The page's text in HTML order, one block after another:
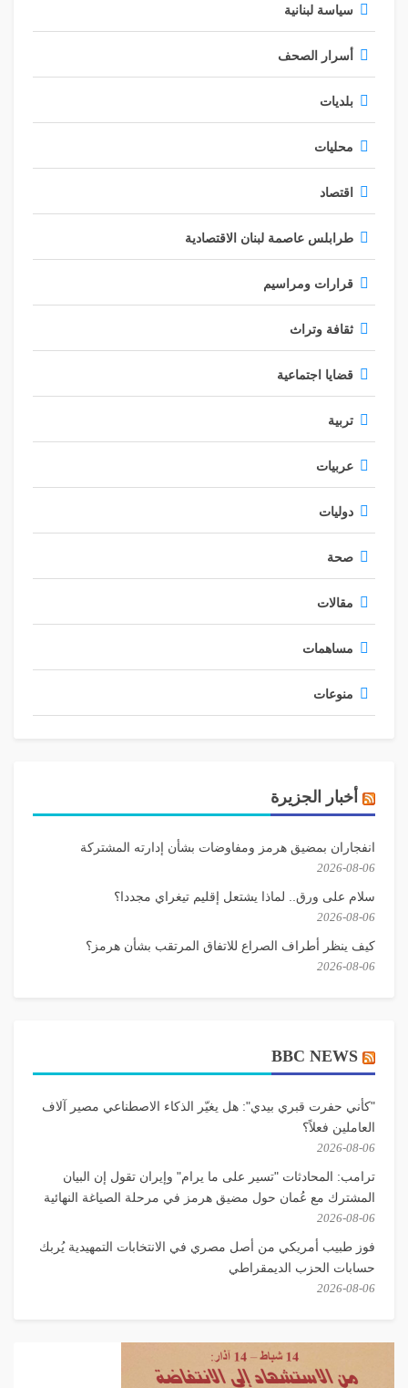
سياسة لبنانية
أسرار الصحف
بلديات
محليات
اقتصاد
طرابلس عاصمة لبنان الاقتصادية
قرارات ومراسيم
ثقافة وتراث
قضايا اجتماعية
تربية
عربيات
دوليات
صحة
مقالات
مساهمات
منوعات
أخبار الجزيرة
انفجاران بمضيق هرمز ومفاوضات بشأن إدارته المشتركة
2026-08-06
سلام على ورق.. لماذا يشتعل إقليم تيغراي مجددا؟
2026-08-06
كيف ينظر أطراف الصراع للاتفاق المرتقب بشأن هرمز؟
2026-08-06
BBC NEWS
"كأني حفرت قبري بيدي": هل يغيّر الذكاء الاصطناعي مصير آلاف
العاملين فعلاً؟
2026-08-06
ترامب: المحادثات "تسير على ما يرام" وإيران تقول إن البيان
المشترك مع عُمان حول مضيق هرمز في مرحلة الصياغة النهائية
2026-08-06
فوز طبيب أمريكي من أصل مصري في الانتخابات التمهيدية يُربك
حسابات الحزب الديمقراطي
2026-08-06